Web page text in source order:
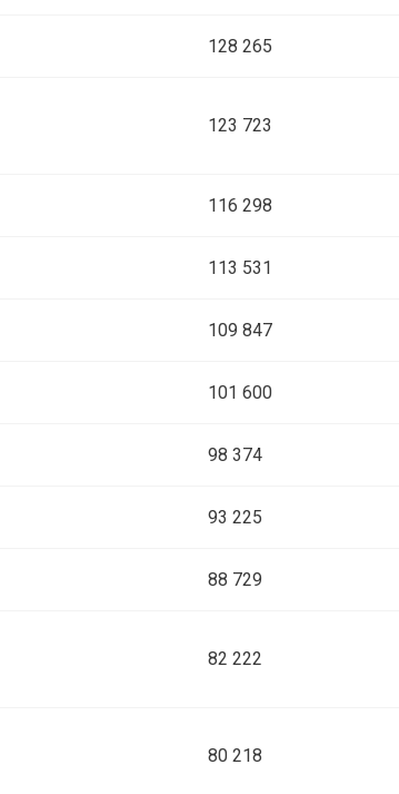
128 265
123 723
116 298
113 531
109 847
101 600
98 374
93 225
88 729
82 222
80 218